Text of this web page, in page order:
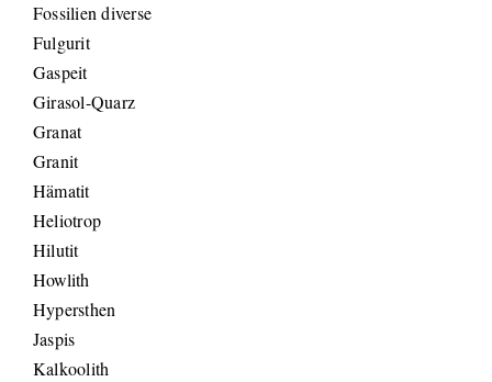
Fossilien diverse
Fulgurit
Gaspeit
Girasol-Quarz
Granat
Granit
Hämatit
Heliotrop
Hilutit
Howlith
Hypersthen
Jaspis
Kalkoolith